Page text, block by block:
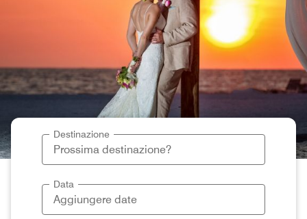
Destinazione
Data